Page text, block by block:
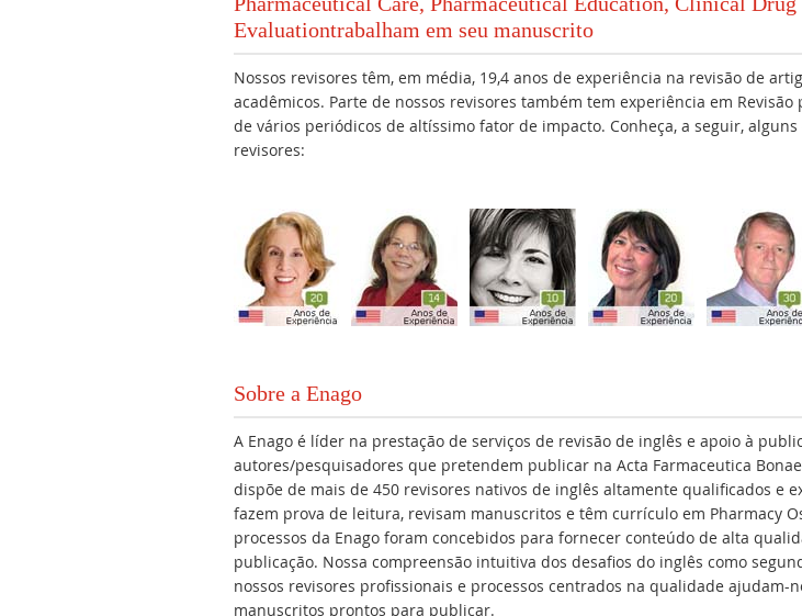
Evaluationtrabalham em seu manuscrito
Nossos revisores têm, em média, 19,4 anos de experiência na revisão de
acadêmicos. Parte de nossos revisores também tem experiência em Revisão
de vários periódicos de altíssimo fator de impacto. Conheça, a seguir, alguns
revisores:
Sobre a Enago
A Enago é líder na prestação de serviços de revisão de inglês e apoio à
autores/pesquisadores que pretendem publicar na Acta Farmaceutica
dispõe de mais de 450 revisores nativos de inglês altamente qualificados e
fazem prova de leitura, revisam manuscritos e têm currículo em Pharmacy
processos da Enago foram concebidos para fornecer conteúdo de alta
publicação. Nossa compreensão intuitiva dos desafios do inglês como
nossos revisores profissionais e processos centrados na qualidade ajudam-
manuscritos prontos para publicar.